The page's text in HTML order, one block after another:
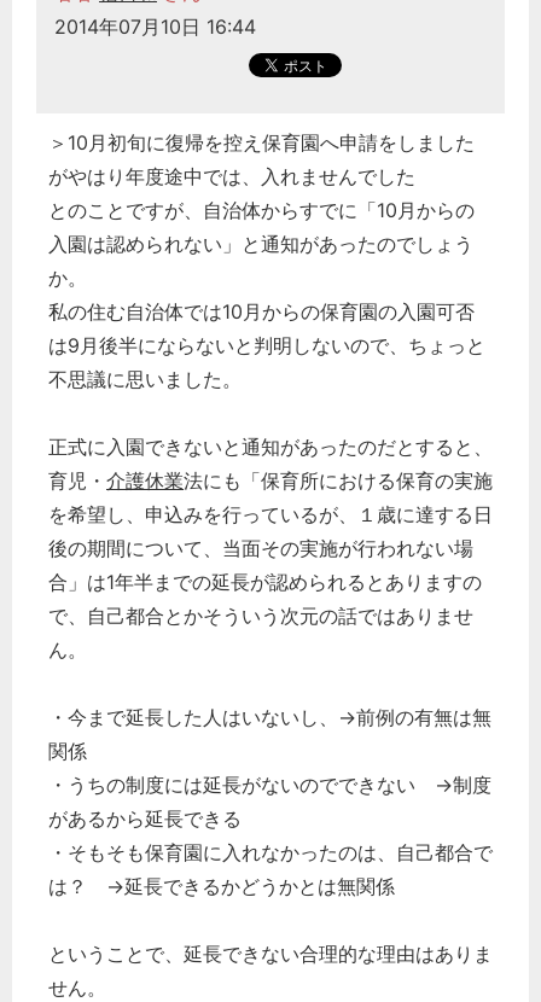
2014年07月10日 16:44
＞10月初旬に復帰を控え保育園へ申請をしました
がやはり年度途中では、入れませんでした
とのことですが、自治体からすでに「10月からの
入園は認められない」と通知があったのでしょう
か。
私の住む自治体では10月からの保育園の入園可否
は9月後半にならないと判明しないので、ちょっと
不思議に思いました。
正式に入園できないと通知があったのだとすると、
育児・ 介護休業法にも「保育所における保育の実施
を希望し、申込みを行っているが、１歳に達する日
後の期間について、当面その実施が行われない場
合」は1年半までの延長が認められるとありますの
で、自己都合とかそういう次元の話ではありませ
ん。
・今まで延長した人はいないし、→前例の有無は無
関係
・うちの制度には延長がないのでできない →制度
があるから延長できる
・そもそも保育園に入れなかったのは、自己都合で
は？ →延長できるかどうかとは無関係
ということで、延長できない合理的な理由はありま
せん。